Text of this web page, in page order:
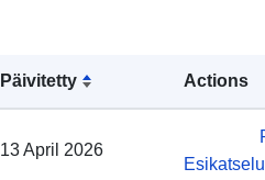
Päivitetty Actions
13 April 2026
Esikatselu